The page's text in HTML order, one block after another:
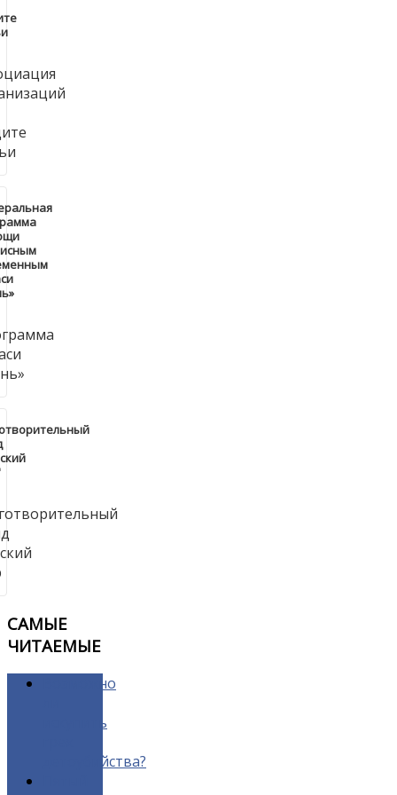
САМЫЕ
ЧИТАЕМЫЕ
Возможно
искупить
детоубийства?